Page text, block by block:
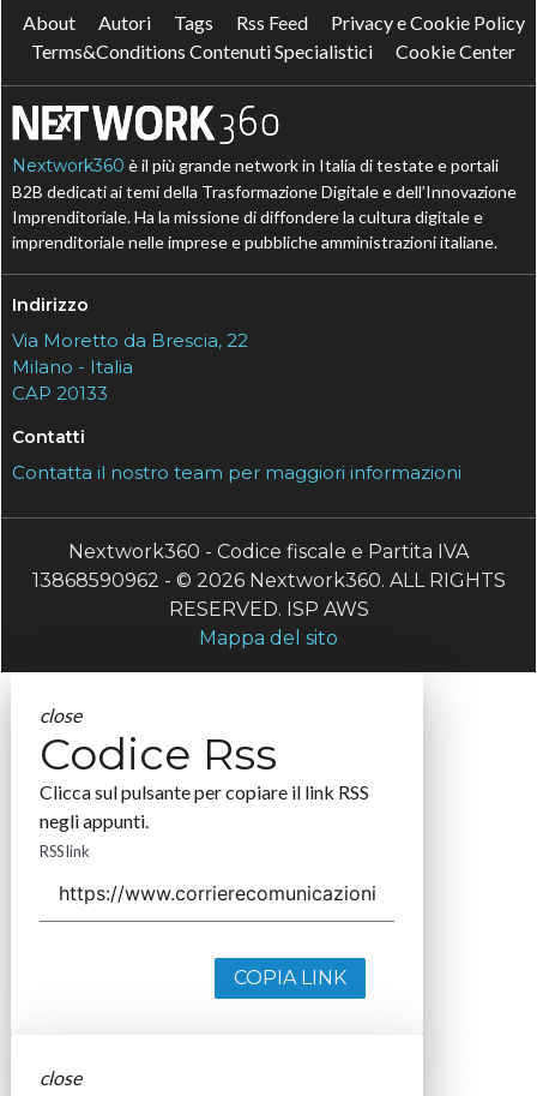
About Autori Tags Rss Feed
Privacy e Cookie Policy
Terms&Conditions Contenuti Specialistici
Cookie Center
Nextwork360 è il più grande network in Italia di testate e portali
B2B dedicati ai temi della Trasformazione Digitale e dell’Innovazione
Imprenditoriale. Ha la missione di diffondere la cultura digitale e
imprenditoriale nelle imprese e pubbliche amministrazioni italiane.
Indirizzo
Via Moretto da Brescia, 22
Milano - Italia
CAP 20133
Contatti
Contatta il nostro team per maggiori informazioni
Nextwork360 - Codice fiscale e Partita IVA
13868590962 - © 2026 Nextwork360. ALL RIGHTS
RESERVED. ISP AWS
Mappa del sito
close
Codice Rss
Clicca sul pulsante per copiare il link RSS
negli appunti.
RSS link
COPIA LINK
close